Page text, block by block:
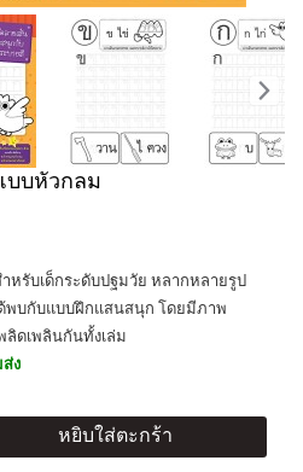
บหัวกลม
รับเด็กระดับปฐมวัย หลากหลายรูป
พบกับแบบฝึกแสนสนุก โดยมีภาพ
ลิดเพลินกันทั้งเล่ม
ง
หยิบใส่ตะกร้า